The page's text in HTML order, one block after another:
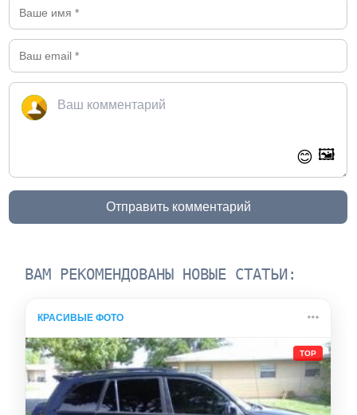
😊 🖼️
Отправить комментарий
ВАМ РЕКОМЕНДОВАНЫ НОВЫЕ СТАТЬИ:
КРАСИВЫЕ ФОТО
TOP